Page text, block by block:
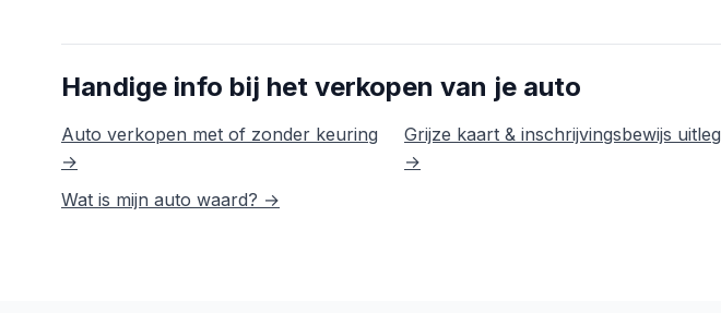
Handige info bij het verkopen van je auto
Auto verkopen met of zonder keuring
→
Grijze kaart & inschrijvingsbewijs uitleg
→
Wat is mijn auto waard? →